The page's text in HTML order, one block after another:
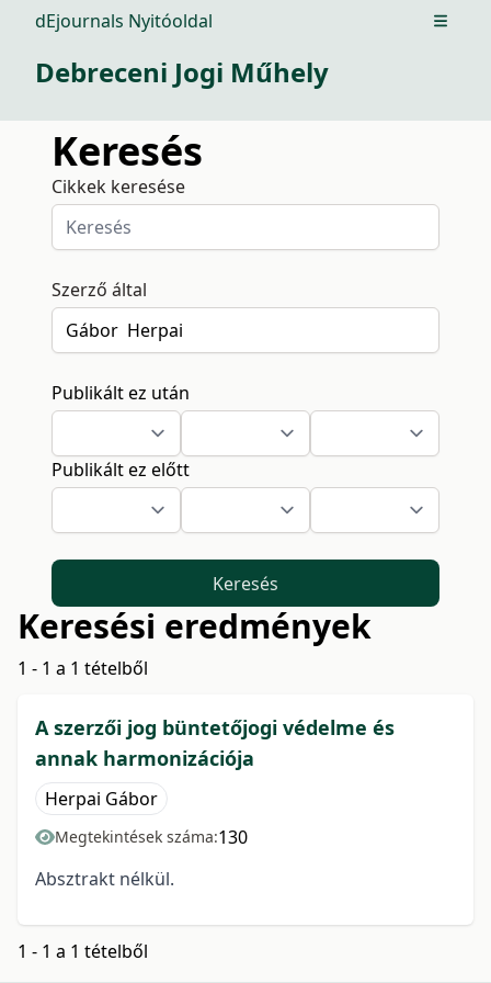
dEjournals Nyitóoldal Open
Debreceni Jogi Műhely
Keresés
Cikkek keresése
Szerző által
Publikált ez után
Publikált ez előtt
Keresés
Keresési eredmények
1 - 1 a 1 tételből
A szerzői jog büntetőjogi védelme és
annak harmonizációja
Herpai Gábor
Megtekintések száma:130
Absztrakt nélkül.
1 - 1 a 1 tételből